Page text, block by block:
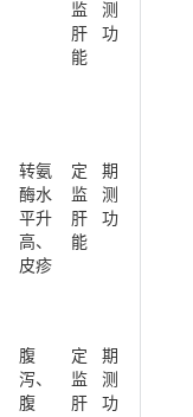
监测
肝功
能
转氨
酶水
平升
高、
皮疹
定期
监测
肝功
能
腹
泻、
腹
定期
监测
肝功